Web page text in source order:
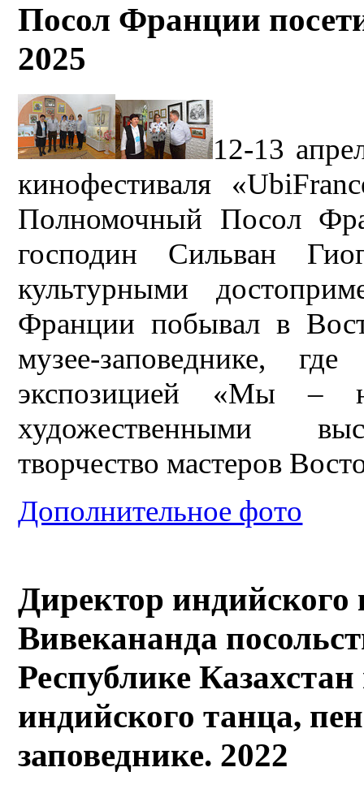
Посол Франции
2025
12-13
кинофестиваля
Полномочный Посол
господин Сильван
культурными
Франции побывал в
музее-заповеднике,
экспозицией «Мы –
художественными
творчество мастеров
Дополнительное фото
Директор
Вивекананда
Республике
индийского танца,
заповеднике. 2022